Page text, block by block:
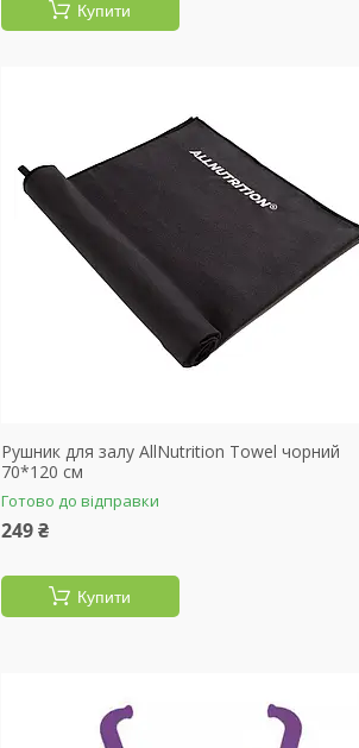
Купити
Рушник для залу AllNutrition Towel чорний
70*120 см
Готово до відправки
249 ₴
Купити